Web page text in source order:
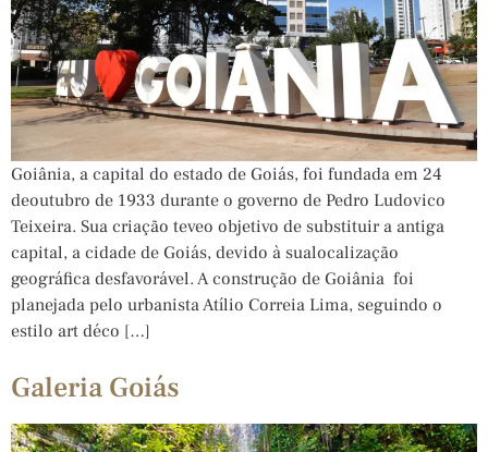
Goiânia, a capital do estado de Goiás, foi fundada em 24
deoutubro de 1933 durante o governo de Pedro Ludovico
Teixeira. Sua criação teveo objetivo de substituir a antiga
capital, a cidade de Goiás, devido à sualocalização
geográfica desfavorável. A construção de Goiânia foi
planejada pelo urbanista Atílio Correia Lima, seguindo o
estilo art déco […]
Galeria Goiás